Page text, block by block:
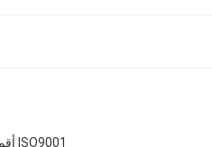
ISO9001 أقمشة غير منسوجة سبائك الصلب التقويم ماكينة